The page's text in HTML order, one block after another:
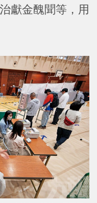
獻金醜聞等，用